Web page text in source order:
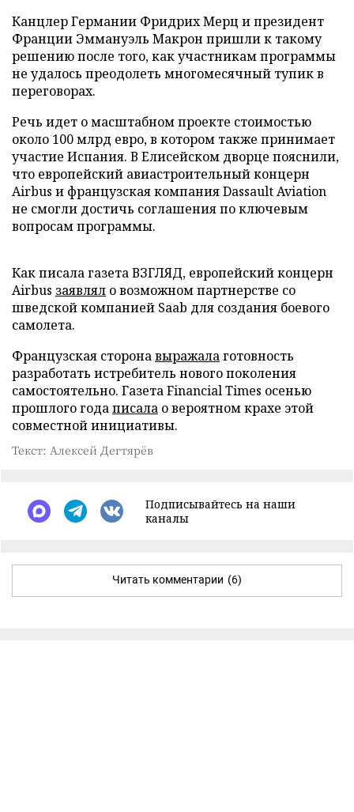
Канцлер Германии Фридрих Мерц и президент
Франции Эммануэль Макрон пришли к такому
решению после того, как участникам программы
не удалось преодолеть многомесячный тупик в
переговорах.
Речь идет о масштабном проекте стоимостью
около 100 млрд евро, в котором также принимает
участие Испания. В Елисейском дворце пояснили,
что европейский авиастроительный концерн
Airbus и французская компания Dassault Aviation
не смогли достичь соглашения по ключевым
вопросам программы.
Как писала газета ВЗГЛЯД, европейский концерн
Airbus заявлял о возможном партнерстве со
шведской компанией Saab для создания боевого
самолета.
Французская сторонавыражалаготовность
разработать истребитель нового поколения
самостоятельно. Газета Financial Times осенью
прошлого годаписала о вероятном крахе этой
совместной инициативы.
Текст: Алексей Дегтярёв
Подписывайтесь на наши
каналы
Читать комментарии (6)